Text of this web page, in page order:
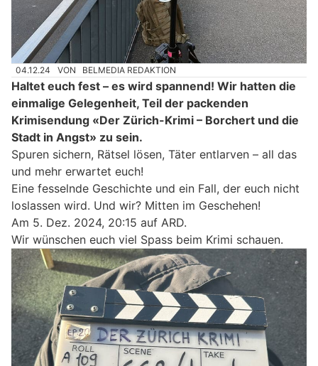
04.12.24 VON BELMEDIA REDAKTION
Haltet euch fest – es wird spannend! Wir hatten die
einmalige Gelegenheit, Teil der packenden
Krimisendung «Der Zürich-Krimi – Borchert und die
Stadt in Angst» zu sein.
Spuren sichern, Rätsel lösen, Täter entlarven – all das
und mehr erwartet euch!
Eine fesselnde Geschichte und ein Fall, der euch nicht
loslassen wird. Und wir? Mitten im Geschehen!
Am 5. Dez. 2024, 20:15 auf ARD.
Wir wünschen euch viel Spass beim Krimi schauen.